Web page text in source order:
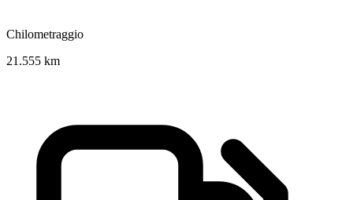
Chilometraggio
21.555 km